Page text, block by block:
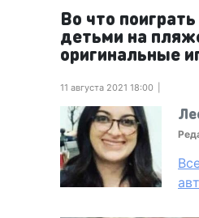
Во что поиграть
детьми на
оригинальные
11 августа 2021 18:00